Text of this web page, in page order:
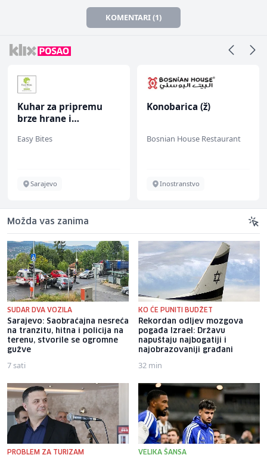
KOMENTARI (1)
Kuhar za pripremu
brze hrane i
ž)
Easy Bites
Sarajevo
Konobarica (ž)
Bosnian House Restaurant
Inostranstvo
Možda vas zanima
SUDAR DVA VOZILA
Sarajevo: Saobraćajna nesreća
na tranzitu, hitna i policija na
terenu, stvorile se ogromne
gužve
7 sati
KO ĆE PUNITI BUDŽET
Rekordan odljev mozgova
pogađa Izrael: Državu
napuštaju najbogatiji i
najobrazovaniji građani
32 min
PROBLEM ZA TURIZAM VELIKA ŠANSA